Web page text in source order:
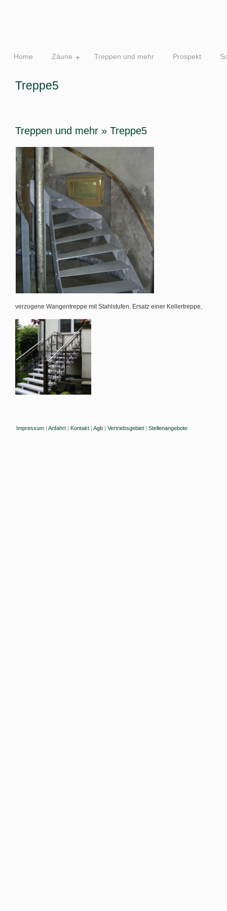
Home Zäune Treppen und mehr Prospekt
Treppe5
Treppen und mehr » Treppe5
verzogene Wangentreppe mit Stahlstufen, Ersatz einer Kellertreppe,
Impressum | Anfahrt | Kontakt | Agb | Vertriebsgebiet | Stellenangebote